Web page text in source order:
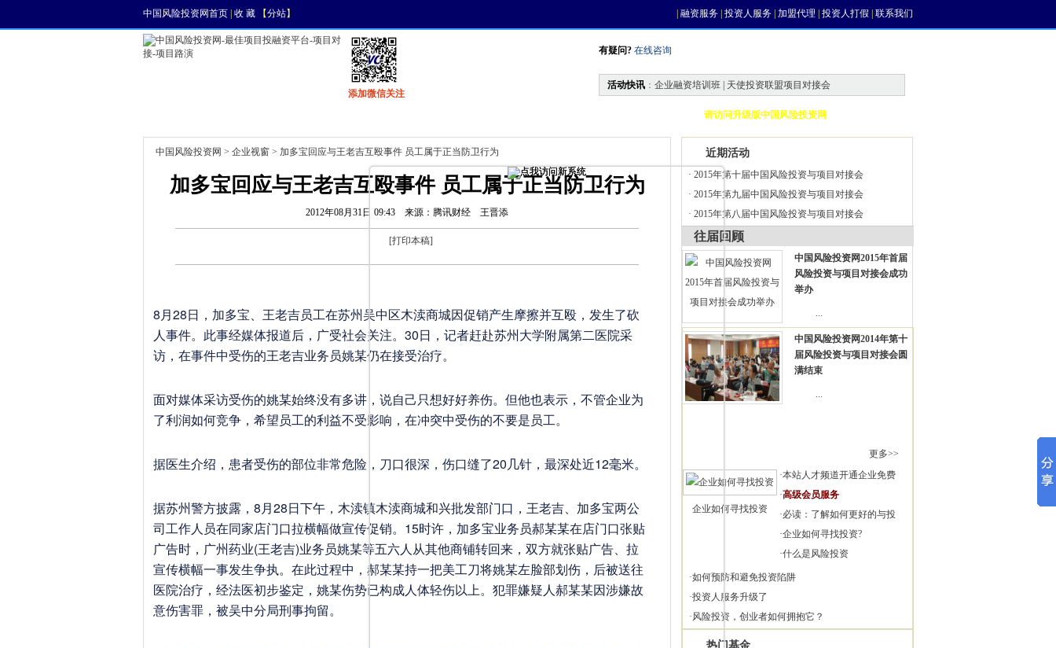
中国风险投资网首页 收 藏 【分站】 融资服务 投资人服务 加盟代理 投资人打假 联系我们
添加微信关注
有疑问? 在线咨询
活动快讯 ： 企业融资培训班 | 天使投资联盟项目对接会
请访问升级版中国风险投资网
中国风险投资网 > 企业视窗 > 加多宝回应与王老吉互殴事件 员工属于正当防卫行为
加多宝回应与王老吉互殴事件 员工属于正当防卫行为
2012年08月31日 09:43 来源：腾讯财经 王晋添
[打印本稿]
8月28日，加多宝、王老吉员工在苏州吴中区木渎商城因促销产生摩擦并互殴，发生了砍
人事件。此事经媒体报道后，广受社会关注。30日，记者赶赴苏州大学附属第二医院采
访，在事件中受伤的王老吉业务员姚某仍在接受治疗。
面对媒体采访受伤的姚某始终没有多讲，说自己只想好好养伤。但他也表示，不管企业为
了利润如何竞争，希望员工的利益不受影响，在冲突中受伤的不要是员工。
据医生介绍，患者受伤的部位非常危险，刀口很深，伤口缝了20几针，最深处近12毫米。
据苏州警方披露，8月28日下午，木渎镇木渎商城和兴批发部门口，王老吉、加多宝两公
司工作人员在同家店门口拉横幅做宣传促销。15时许，加多宝业务员郝某某在店门口张贴
广告时，广州药业(王老吉)业务员姚某等五六人从其他商铺转回来，双方就张贴广告、拉
宣传横幅一事发生争执。在此过程中，郝某某持一把美工刀将姚某左脸部划伤，后被送往
医院治疗，经法医初步鉴定，姚某伤势已构成人体轻伤以上。犯罪嫌疑人郝某某因涉嫌故
意伤害罪，被吴中分局刑事拘留。
近期活动
· 2015年第十届中国风险投资与项目对接会
· 2015年第九届中国风险投资与项目对接会
· 2015年第八届中国风险投资与项目对接会
往届回顾
中国风险投资网2015年首届
风险投资与项目对接会成功
举办
...
中国风险投资网2014年第十
届风险投资与项目对接会圆
满结束
...
更多>>
企业如何寻找投资
·本站人才频道开通企业免费
·高级会员服务
·必读：了解如何更好的与投
·企业如何寻找投资?
·什么是风险投资
·如何预防和避免投资陷阱
·投资人服务升级了
·风险投资，创业者如何拥抱它？
热门基金